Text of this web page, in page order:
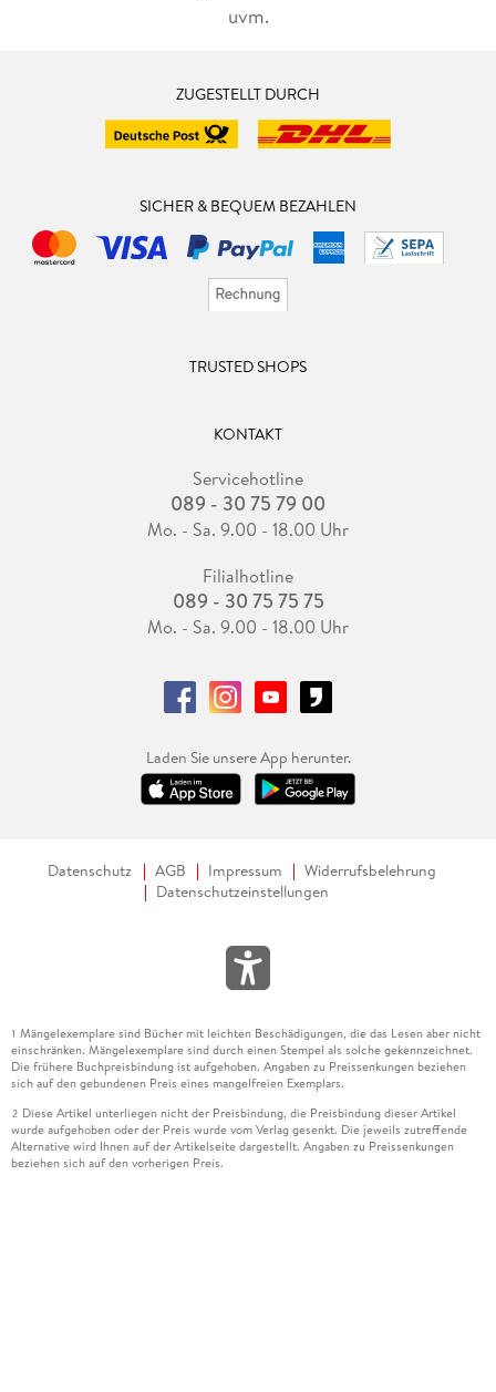
uvm.
ZUGESTELLT DURCH
SICHER & BEQUEM BEZAHLEN
TRUSTED SHOPS
KONTAKT
Servicehotline
089 - 30 75 79 00
Mo. - Sa. 9.00 - 18.00 Uhr
Filialhotline
089 - 30 75 75 75
Mo. - Sa. 9.00 - 18.00 Uhr
Laden Sie unsere App herunter.
Datenschutz AGB Impressum
Widerrufsbelehrung
Datenschutzeinstellungen
1 Mängelexemplare sind Bücher mit leichten Beschädigungen, die das Lesen aber nicht
einschränken. Mängelexemplare sind durch einen Stempel als solche gekennzeichnet.
Die frühere Buchpreisbindung ist aufgehoben. Angaben zu Preissenkungen beziehen
sich auf den gebundenen Preis eines mangelfreien Exemplars.
2 Diese Artikel unterliegen nicht der Preisbindung, die Preisbindung dieser Artikel
wurde aufgehoben oder der Preis wurde vom Verlag gesenkt. Die jeweils zutreffende
Alternative wird Ihnen auf der Artikelseite dargestellt. Angaben zu Preissenkungen
beziehen sich auf den vorherigen Preis.